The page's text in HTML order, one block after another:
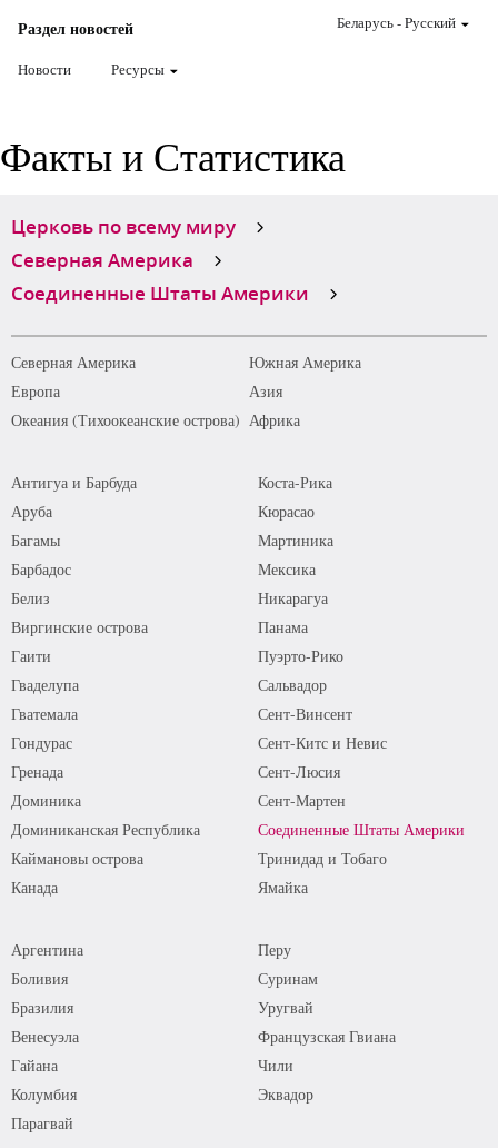
Раздел новостей
Новости Ресурсы
Беларусь-Pусский
Факты и Статистика
Церковь по всему миру
Северная Америка
Соединенные Штаты Америки
Северная Америка
Южная Америка
Европа
Азия
Океания (Тихоокеанские острова) Африка
Антигуа и Барбуда
Аруба
Багамы
Барбадос
Белиз
Виргинские острова
Гаити
Гваделупа
Гватемала
Гондурас
Гренада
Доминика
Доминиканская Республика
Каймановы острова
Канада
Коста-Рика
Кюрасао
Мартиника
Мексика
Никарагуа
Панама
Пуэрто-Рико
Сальвадор
Сент-Винсент
Сент-Китс и Невис
Сент-Люсия
Сент-Мартен
Соединенные Штаты Америки
Тринидад и Тобаго
Ямайка
Аргентина
Боливия
Бразилия
Венесуэла
Гайана
Колумбия
Парагвай
Перу
Суринам
Уругвай
Французская Гвиана
Чили
Эквадор